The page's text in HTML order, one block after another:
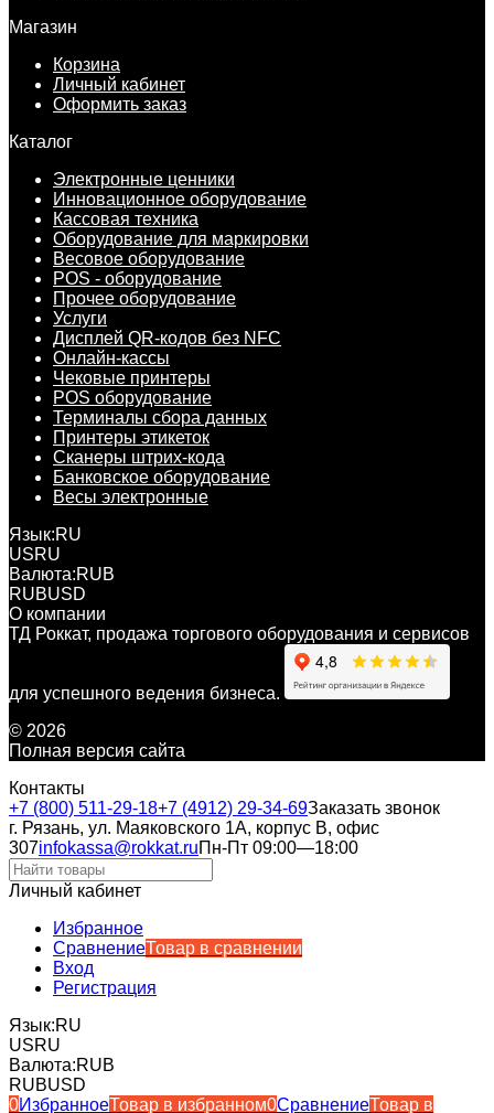
Магазин
Корзина
Личный кабинет
Оформить заказ
Каталог
Электронные ценники
Инновационное оборудование
Кассовая техника
Оборудование для маркировки
Весовое оборудование
POS - оборудование
Прочее оборудование
Услуги
Дисплей QR-кодов без NFC
Онлайн-кассы
Чековые принтеры
POS оборудование
Терминалы сбора данных
Принтеры этикеток
Сканеры штрих-кода
Банковское оборудование
Весы электронные
Язык:RU
USRU
Валюта:RUB
RUBUSD
О компании
ТД Роккат, продажа торгового оборудования и сервисов
для успешного ведения бизнеса.
© 2026
Полная версия сайта
Контакты
+7 (800) 511-29-18+7 (4912) 29-34-69Заказать звонок
г. Рязань, ул. Маяковского 1А, корпус B, офис
307infokassa@rokkat.ruПн-Пт 09:00—18:00
Личный кабинет
Избранное
СравнениеТовар в сравнении
Вход
Регистрация
Язык:RU
USRU
Валюта:RUB
RUBUSD
0ИзбранноеТовар в избранном0СравнениеТовар в